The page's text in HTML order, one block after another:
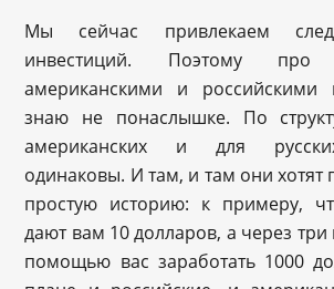
Мы сейчас привлекаем
инвестиций. Поэтому
американскими и российскими
знаю не понаслышке. По
американских и для
одинаковы. И там, и там они хотят
простую историю: к примеру,
дают вам 10 долларов, а через три
помощью вас заработать 1000